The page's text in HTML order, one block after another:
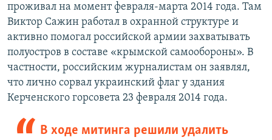
проживал на момент февраля-марта 2014 года. Там
Виктор Сажин работал в охранной структуре и
активно помогал российской армии захватывать
полуостров в составе «крымской самообороны». В
частности, российским журналистам он заявлял,
что лично сорвал украинский флаг у здания
Керченского горсовета 23 февраля 2014 года.
В ходе митинга решили удалить